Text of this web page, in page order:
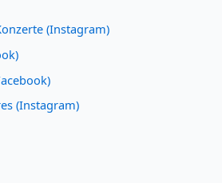
(Instagram)
(Instagram)